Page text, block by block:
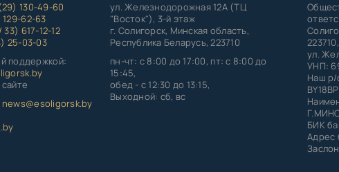
130-49-60
62-63
617-12-12
25-03-03
поддержкой:
news@esoligorsk.by
ул. Железнодорожная 12А (ТЦ
"Восток"), 3-й этаж
г. Солигорск, Минская область,
Республика Беларусь, 223710
пн-чт: с 8:00 до 17:00, пт: с 8:00 до
15:45,
обед - с 12:30 до 13:15,
Выходной: сб, вс
ул.
УНП:
Наш р/
БИК
Адрес